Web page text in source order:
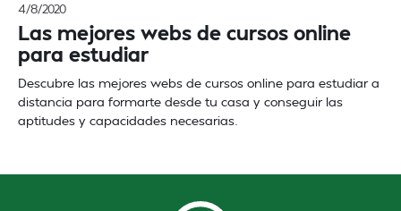
4/8/2020
Las mejores webs de cursos online
para estudiar
Descubre las mejores webs de cursos online para estudiar a
distancia para formarte desde tu casa y conseguir las
aptitudes y capacidades necesarias.